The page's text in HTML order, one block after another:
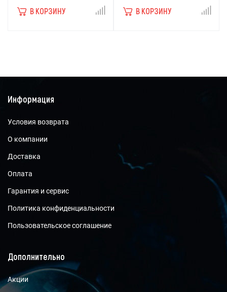
В КОРЗИНУ В КОРЗИНУ
Информация
Условия возврата
О компании
Доставка
Оплата
Гарантия и сервис
Политика конфиденциальности
Пользовательское соглашение
Дополнительно
Акции